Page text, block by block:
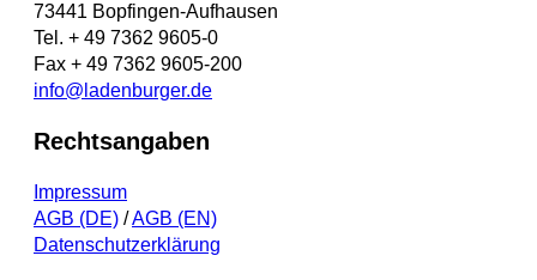
73441 Bopfingen-Aufhausen
Tel. + 49 7362 9605-0
Fax + 49 7362 9605-200
info@ladenburger.de
Rechtsangaben
Impressum
AGB (DE) /AGB (EN)
Datenschutzerklärung